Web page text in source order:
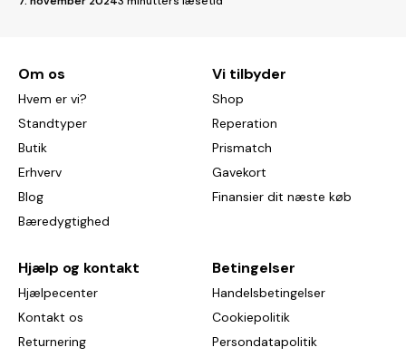
Om os
Hvem er vi?
Standtyper
Butik
Erhverv
Blog
Bæredygtighed
Vi tilbyder
Shop
Reperation
Prismatch
Gavekort
Finansier dit næste køb
Hjælp og kontakt
Hjælpecenter
Kontakt os
Returnering
Betingelser
Handelsbetingelser
Cookiepolitik
Persondatapolitik